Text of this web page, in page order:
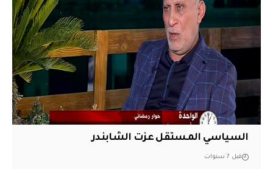
السياسي المستقل عزت الشابندر
قبل 7 سنوات